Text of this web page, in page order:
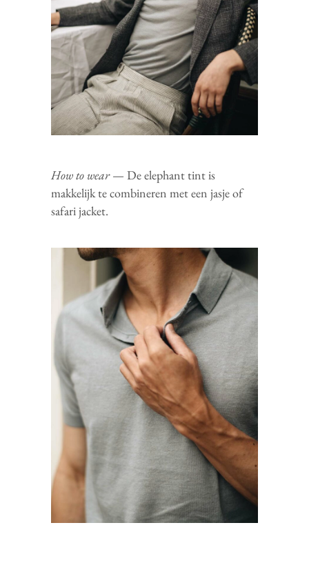
How to wear— De elephant tint is
makkelijk te combineren met een jasje of
safari jacket.